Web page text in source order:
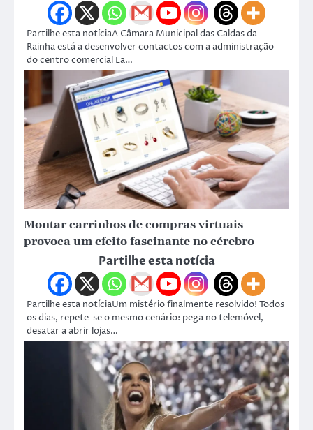
Partilhe esta notíciaA Câmara Municipal das Caldas da
Rainha está a desenvolver contactos com a administração
do centro comercial La…
Montar carrinhos de compras virtuais
provoca um efeito fascinante no cérebro
Partilhe esta notícia
Partilhe esta notíciaUm mistério finalmente resolvido! Todos
os dias, repete-se o mesmo cenário: pega no telemóvel,
desatar a abrir lojas…